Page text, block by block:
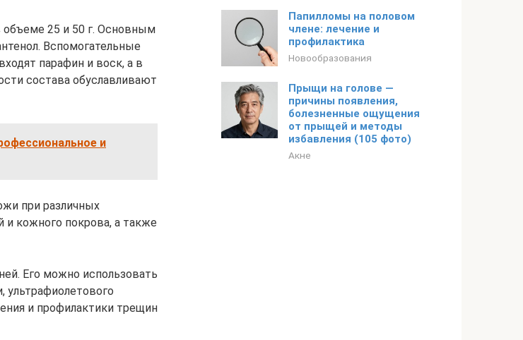
25 и 50 г. Основным
Вспомогательные
парафин и воск, а в
состава обуславливают
и
при различных
и кожного покрова, а также
Его можно использовать
ультрафиолетового
и профилактики трещин
Папилломы на половом
члене: лечение и
профилактика
Новообразования
Прыщи на голове —
причины появления,
болезненные ощущения
от прыщей и методы
избавления (105 фото)
Акне